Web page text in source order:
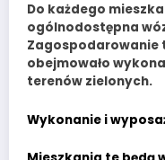
Do każdego
ogólnodostępna
Zagospodarowanie
obejmowało
terenów zielonych.
Wykonanie i